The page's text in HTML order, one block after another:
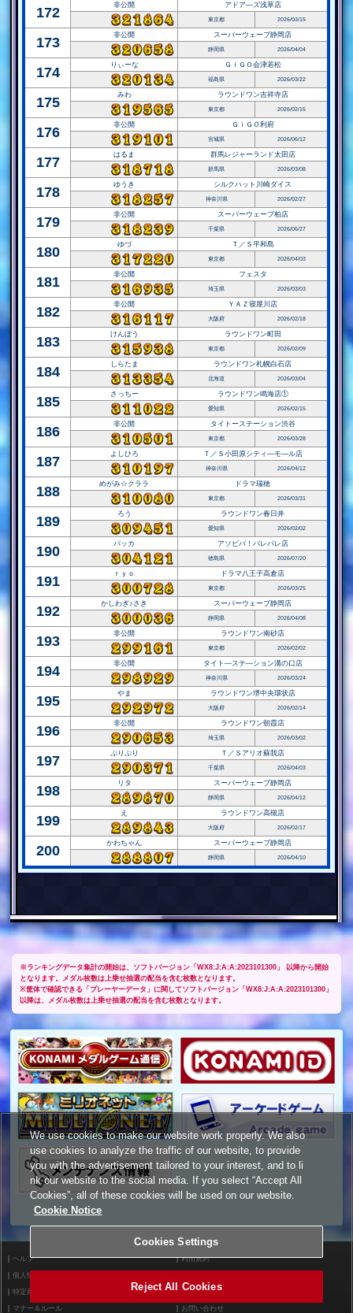
172 非公開 アドア―ズ浅草店
東京都 2026/03/15
173 非公開 スーパーウェーブ静岡店
静岡県 2026/04/04
174 りぃーな ＧｉＧＯ会津若松
福島県 2026/03/22
175 みわ ラウンドワン吉祥寺店
東京都 2026/02/15
176 非公開 ＧｉＧＯ利府
宮城県 2026/06/12
177 はるま 群馬レジャーランド太田店
群馬県 2026/03/08
178 ゆうき シルクハット川崎ダイス
神奈川県 2026/02/27
179 非公開 スーパーウェーブ柏店
千葉県 2026/06/27
180 ゆづ Ｔ／Ｓ平和島
東京都 2026/04/03
181 非公開 フェスタ
埼玉県 2026/03/03
182 非公開 ＹＡＺ寝屋川店
大阪府 2026/02/18
183 けんぼう ラウンドワン町田
東京都 2026/02/09
184 しらたま ラウンドワン札幌白石店
北海道 2026/03/04
185 さっちー ラウンドワン鳴海店①
愛知県 2026/02/15
186 非公開 タイトーステーション渋谷
東京都 2026/03/28
187 よしひろ Ｔ／Ｓ小田原シティ―モ―ル店
神奈川県 2026/04/12
188 めがみ☆クララ ドラマ瑞穂
東京都 2026/03/31
189 ろう ラウンドワン春日井
愛知県 2026/02/02
190 パッカ アソビバ！パレパレ店
徳島県 2026/07/20
191 ｒｙｏ ドラマ八王子高倉店
東京都 2026/03/25
192 かしわぎ♪さき スーパーウェーブ静岡店
静岡県 2026/04/08
193 非公開 ラウンドワン南砂店
東京都 2026/02/02
194 非公開 タイト―ステ―ション溝の口店
神奈川県 2026/03/24
195 やま ラウンドワン堺中央環状店
大阪府 2026/02/14
196 非公開 ラウンドワン朝霞店
埼玉県 2026/03/02
197 ぷりぷり Ｔ／Ｓアリオ蘇我店
千葉県 2026/04/03
198 リタ スーパーウェーブ静岡店
静岡県 2026/04/12
199 え ラウンドワン高槻店
大阪府 2026/02/17
200 かわちゃん スーパーウェーブ静岡店
静岡県 2026/04/10
※ランキングデータ集計の開始は、ソフトバージョン「WX8:J:A:A:2023101300」 以降から開始
となります。メダル枚数は上乗せ抽選の配当を含む枚数となります。
※筐体で確認できる「プレーヤーデータ」に関してソフトバージョン「WX8:J:A:A:2023101300」
以降は、メダル枚数は上乗せ抽選の配当を含む枚数となります。
ヘルプ 利用規約
個人情報等保護方針
特定商取引法に基づく表示 サイトポリシー
マナー＆ルール お問い合わせ
We use cookies to make our website work properly. We also
use cookies to analyze the traffic of our website, to provide
you with the advertisement tailored to your interest, and to li
nk our website to the social media. If you select “Accept All
Cookies”, all of these cookies will be used on our website.
Cookie Notice
Cookies Settings
Reject All Cookies